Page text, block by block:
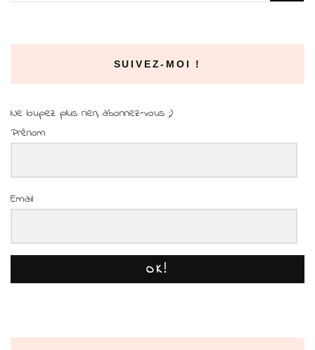
SUIVEZ-MOI !
Ne loupez plus rien, abonnez-vous ;)
Prénom
Email
OK!